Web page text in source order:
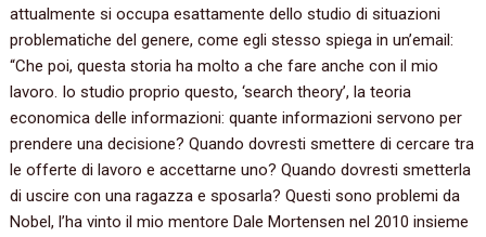
‬attualmente si occupa esattamente dello studio di situazioni
problematiche del genere,‭ ‬come egli stesso spiega in un’email:‭
“‬Che poi,‭ ‬questa storia ha molto a che fare anche con il mio
lavoro.‭ ‬Io studio proprio questo,‭ ‘‬search theory‭’‬,‭ ‬la teoria
economica delle informazioni:‭ ‬quante informazioni servono per
prendere una decisione‭? ‬Quando dovresti smettere di cercare tra
le offerte di lavoro e accettarne uno‭? ‬Quando dovresti smetterla
di uscire con una ragazza e sposarla‭? ‬Questi sono problemi da
Nobel,‭ ‬l’ha vinto il mio mentore Dale Mortensen nel‭ ‬2010‭ ‬insieme